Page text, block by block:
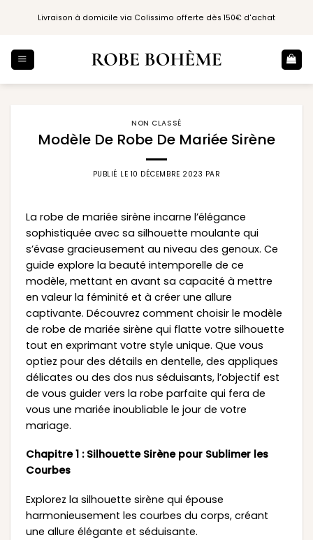
Livraison à domicile via Colissimo offerte dès 150€ d'achat
NON CLASSÉ
Modèle De Robe De Mariée Sirène
PUBLIÉ LE 10 DÉCEMBRE 2023 PAR
La robe de mariée sirène incarne l’élégance
sophistiquée avec sa silhouette moulante qui
s’évase gracieusement au niveau des genoux. Ce
guide explore la beauté intemporelle de ce
modèle, mettant en avant sa capacité à mettre
en valeur la féminité et à créer une allure
captivante. Découvrez comment choisir le modèle
de robe de mariée sirène qui flatte votre silhouette
tout en exprimant votre style unique. Que vous
optiez pour des détails en dentelle, des appliques
délicates ou des dos nus séduisants, l’objectif est
de vous guider vers la robe parfaite qui fera de
vous une mariée inoubliable le jour de votre
mariage.
Chapitre 1 : Silhouette Sirène pour Sublimer les
Courbes
Explorez la silhouette sirène qui épouse
harmonieusement les courbes du corps, créant
une allure élégante et séduisante.